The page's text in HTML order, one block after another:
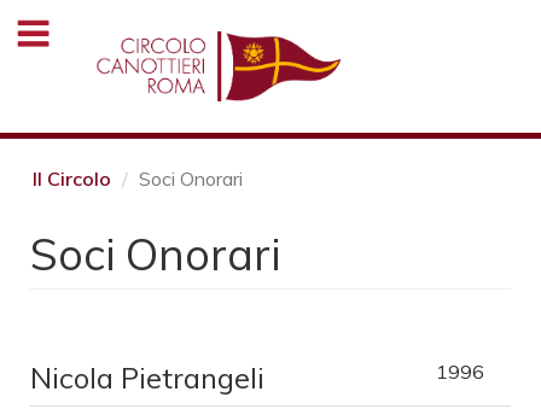
Salta
Il Circolo Soci Onorari
Soci Onorari
Nicola Pietrangeli 1996